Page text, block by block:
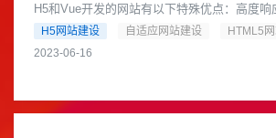
H5和Vue开发的网站有以下特殊优点：高度响
采用了响应式的设计思路，可以适应不同设备
率，从而提供更好的用......
H5网站建设 自适应网站建设 HTML5
2023-06-16